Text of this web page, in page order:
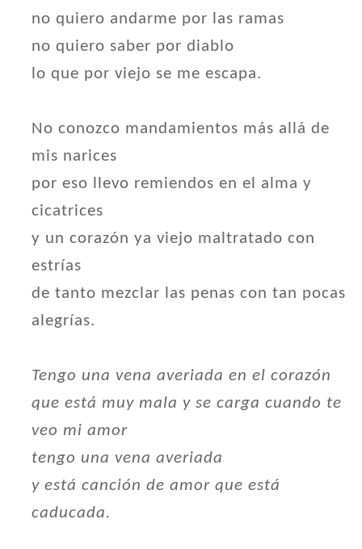
no quiero andarme por las ramas
no quiero saber por diablo
lo que por viejo se me escapa.
No conozco mandamientos más allá de
mis narices
por eso llevo remiendos en el alma y
cicatrices
y un corazón ya viejo maltratado con
estrías
de tanto mezclar las penas con tan pocas
alegrías.
Tengo una vena averiada en el corazón
que está muy mala y se carga cuando te
veo mi amor
tengo una vena averiada
y está canción de amor que está
caducada.